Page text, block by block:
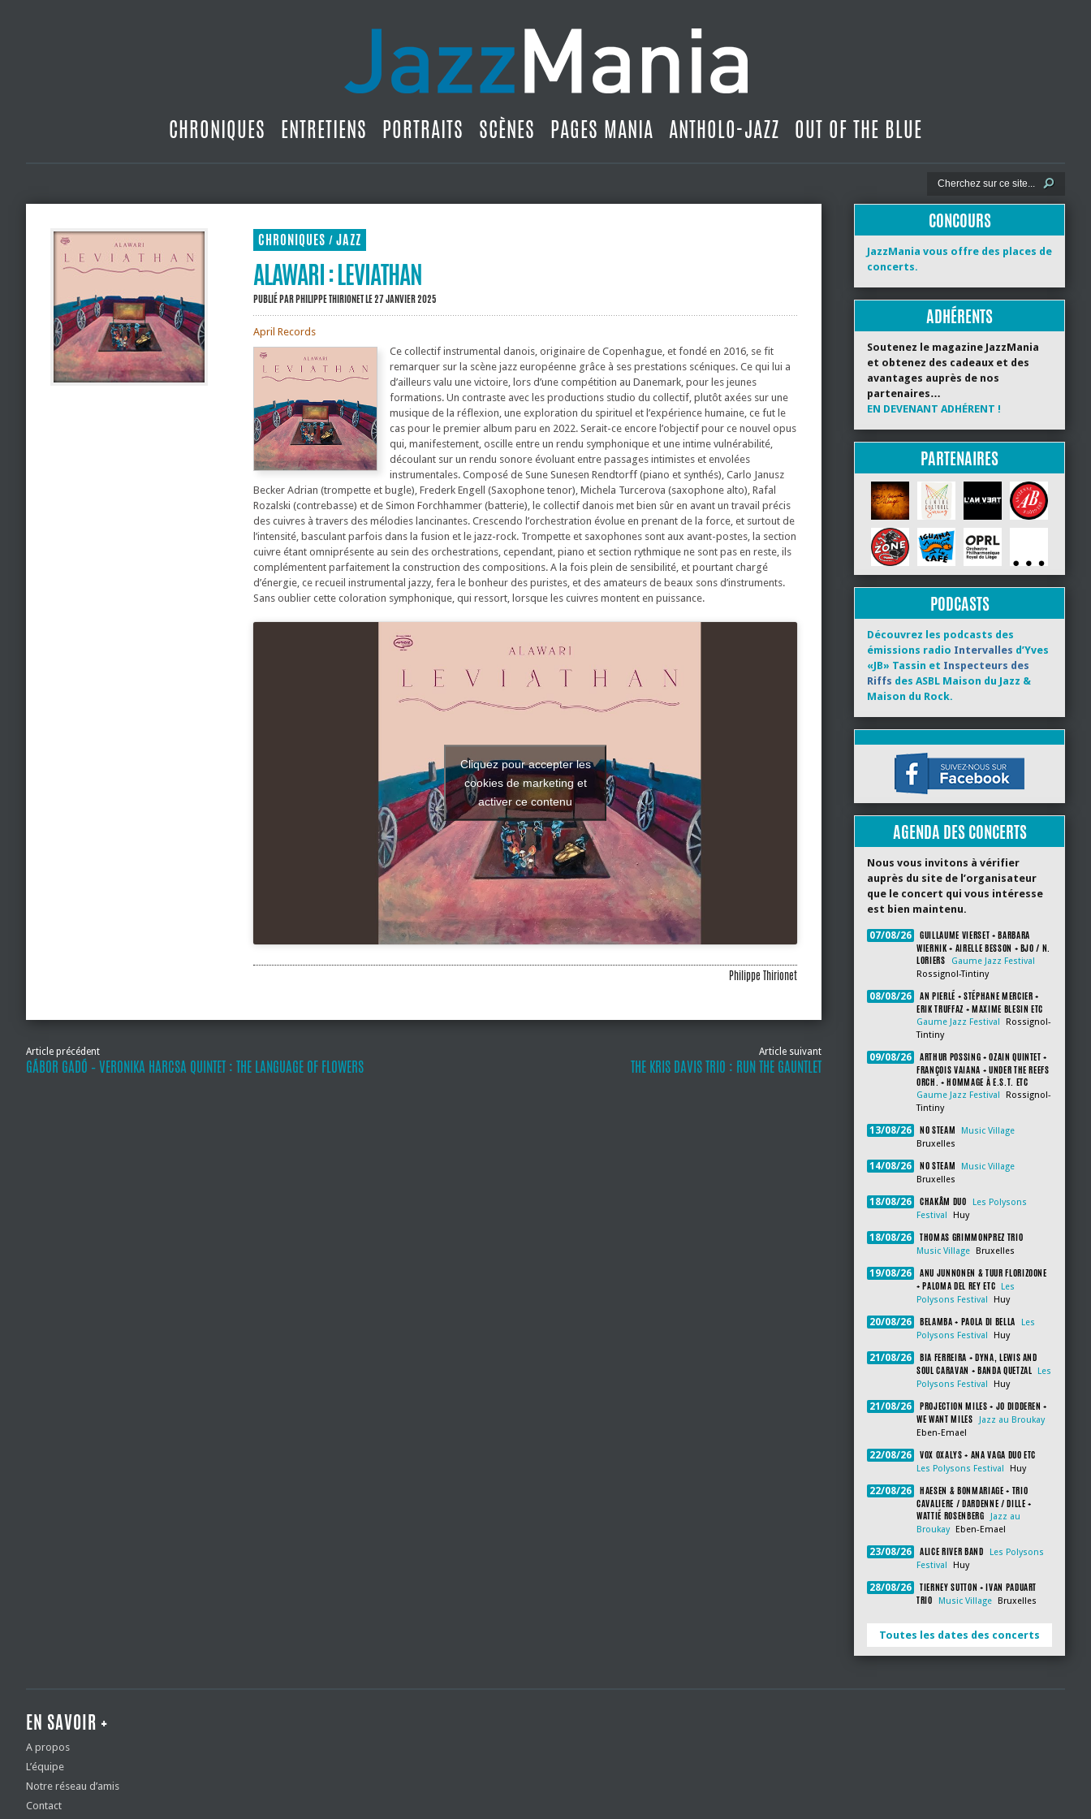
CHRONIQUES ENTRETIENS PORTRAITS SCÈNES PAGES MANIA ANTHOLO-JAZZ OUT OF THE BLUE
CHRONIQUES / JAZZ
ALAWARI : LEVIATHAN
PUBLIÉ PARPHILIPPE THIRIONETLE 27 JANVIER 2025
April Records
Ce collectif instrumental danois, originaire de Copenhague, et fondé en 2016, se fit
remarquer sur la scène jazz européenne grâce à ses prestations scéniques. Ce qui lui a
d’ailleurs valu une victoire, lors d’une compétition au Danemark, pour les jeunes
formations. Un contraste avec les productions studio du collectif, plutôt axées sur une
musique de la réflexion, une exploration du spirituel et l’expérience humaine, ce fut le
cas pour le premier album paru en 2022. Serait-ce encore l’objectif pour ce nouvel opus
qui, manifestement, oscille entre un rendu symphonique et une intime vulnérabilité,
découlant sur un rendu sonore évoluant entre passages intimistes et envolées
instrumentales. Composé de Sune Sunesen Rendtorff (piano et synthés), Carlo Janusz
Becker Adrian (trompette et bugle), Frederk Engell (Saxophone tenor), Michela Turcerova (saxophone alto), Rafal
Rozalski (contrebasse) et de Simon Forchhammer (batterie), le collectif danois met bien sûr en avant un travail précis
des cuivres à travers des mélodies lancinantes. Crescendo l’orchestration évolue en prenant de la force, et surtout de
l’intensité, basculant parfois dans la fusion et le jazz-rock. Trompette et saxophones sont aux avant-postes, la section
cuivre étant omniprésente au sein des orchestrations, cependant, piano et section rythmique ne sont pas en reste, ils
complémentent parfaitement la construction des compositions. A la fois plein de sensibilité, et pourtant chargé
d’énergie, ce recueil instrumental jazzy, fera le bonheur des puristes, et des amateurs de beaux sons d’instruments.
Sans oublier cette coloration symphonique, qui ressort, lorsque les cuivres montent en puissance.
Cliquez pour accepter les
cookies de marketing et
activer ce contenu
Philippe Thirionet
Article précédent
GÁBOR GADÓ – VERONIKA HARCSA QUINTET : THE LANGUAGE OF FLOWERS
Article suivant
THE KRIS DAVIS TRIO : RUN THE GAUNTLET
CONCOURS
JazzMania vous offre des places de
concerts.
ADHÉRENTS
Soutenez le magazine JazzMania
et obtenez des cadeaux et des
avantages auprès de nos
partenaires…
EN DEVENANT ADHÉRENT !
PARTENAIRES
PODCASTS
Découvrez les podcasts des
émissions radio Intervalles d’Yves
«JB» Tassin et Inspecteurs des
Riffs des ASBL Maison du Jazz &
Maison du Rock.
AGENDA DES CONCERTS
Nous vous invitons à vérifier
auprès du site de l’organisateur
que le concert qui vous intéresse
est bien maintenu.
07/08/26
GUILLAUME VIERSET + BARBARA
WIERNIK + AIRELLE BESSON + BJO / N.
LORIERS
Gaume Jazz Festival
Rossignol-Tintiny
08/08/26
AN PIERLÉ + STÉPHANE MERCIER +
ERIK TRUFFAZ + MAXIME BLESIN ETC
Gaume Jazz Festival
Rossignol-
Tintiny
09/08/26
ARTHUR POSSING + OZAIN QUINTET +
FRANÇOIS VAIANA + UNDER THE REEFS
ORCH. + HOMMAGE À E.S.T. ETC
Gaume Jazz Festival
Rossignol-
Tintiny
13/08/26 NO STEAM
Music Village
Bruxelles
14/08/26 NO STEAM
Music Village
Bruxelles
18/08/26 CHAKÂM DUO
Les Polysons
Festival
Huy
18/08/26 THOMAS GRIMMONPREZ TRIO
Music Village Bruxelles
19/08/26
ANU JUNNONEN & TUUR FLORIZOONE
+ PALOMA DEL REY ETC
Les
Polysons Festival
Huy
20/08/26 BELAMBA + PAOLA DI BELLA
Les
Polysons Festival
Huy
21/08/26
BIA FERREIRA + DYNA, LEWIS AND
SOUL CARAVAN + BANDA QUETZAL
Les
Polysons Festival
Huy
21/08/26
PROJECTION MILES + JO DIDDEREN +
WE WANT MILES
Jazz au Broukay
Eben-Emael
22/08/26 VOX OXALYS + ANA VAGA DUO ETC
Les Polysons Festival Huy
22/08/26
HAESEN & BONMARIAGE + TRIO
CAVALIERE / DARDENNE / DILLE +
WATTIÉ ROSENBERG
Jazz au
Broukay
Eben-Emael
23/08/26 ALICE RIVER BAND
Les Polysons
Festival
Huy
28/08/26
TIERNEY SUTTON + IVAN PADUART
TRIO
Music Village Bruxelles
Toutes les dates des concerts
EN SAVOIR +
A propos
L’équipe
Notre réseau d’amis
Contact